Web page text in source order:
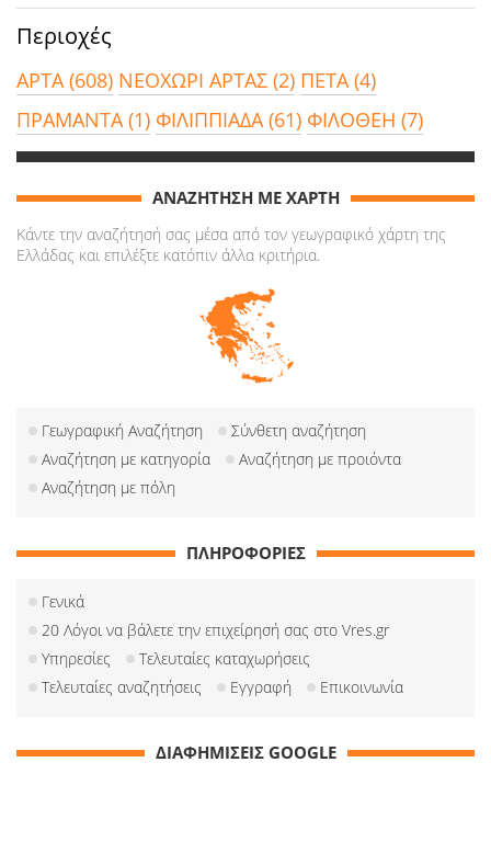
Περιοχές
ΑΡΤΑ (608) ΝΕΟΧΩΡΙ ΑΡΤΑΣ (2) ΠΕΤΑ (4)
ΠΡΑΜΑΝΤΑ (1) ΦΙΛΙΠΠΙΑΔΑ (61) ΦΙΛΟΘΕΗ (7)
ΑΝΑΖΗΤΗΣΗ ΜΕ ΧΑΡΤΗ
Κάντε την αναζήτησή σας μέσα από τον γεωγραφικό χάρτη της
Ελλάδας και επιλέξτε κατόπιν άλλα κριτήρια.
Γεωγραφική Αναζήτηση
Σύνθετη αναζήτηση
Αναζήτηση με κατηγορία
Αναζήτηση με προιόντα
Αναζήτηση με πόλη
ΠΛΗΡΟΦΟΡΙΕΣ
Γενικά
20 Λόγοι να βάλετε την επιχείρησή σας στο Vres.gr
Υπηρεσίες
Τελευταίες καταχωρήσεις
Τελευταίες αναζητήσεις
Εγγραφή Επικοινωνία
ΔΙΑΦΗΜΙΣΕΙΣ GOOGLE